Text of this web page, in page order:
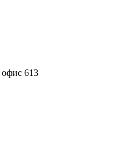
офис 613